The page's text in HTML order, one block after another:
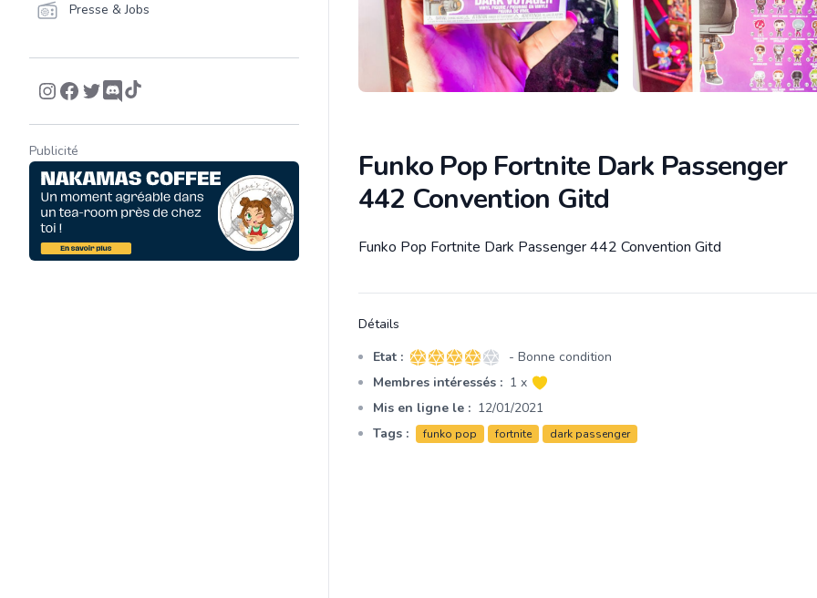
Presse & Jobs
Publicité
Funko Pop Fortnite Dark Passenger
442 Convention Gitd
Description
Funko Pop Fortnite Dark Passenger 442 Convention Gitd
Détails
Etat : 4 sur 5 étoiles
- Bonne condition
Membres intéressés : 1 x
Mis en ligne le : 12/01/2021
Tags :
funko pop fortnite dark passenger